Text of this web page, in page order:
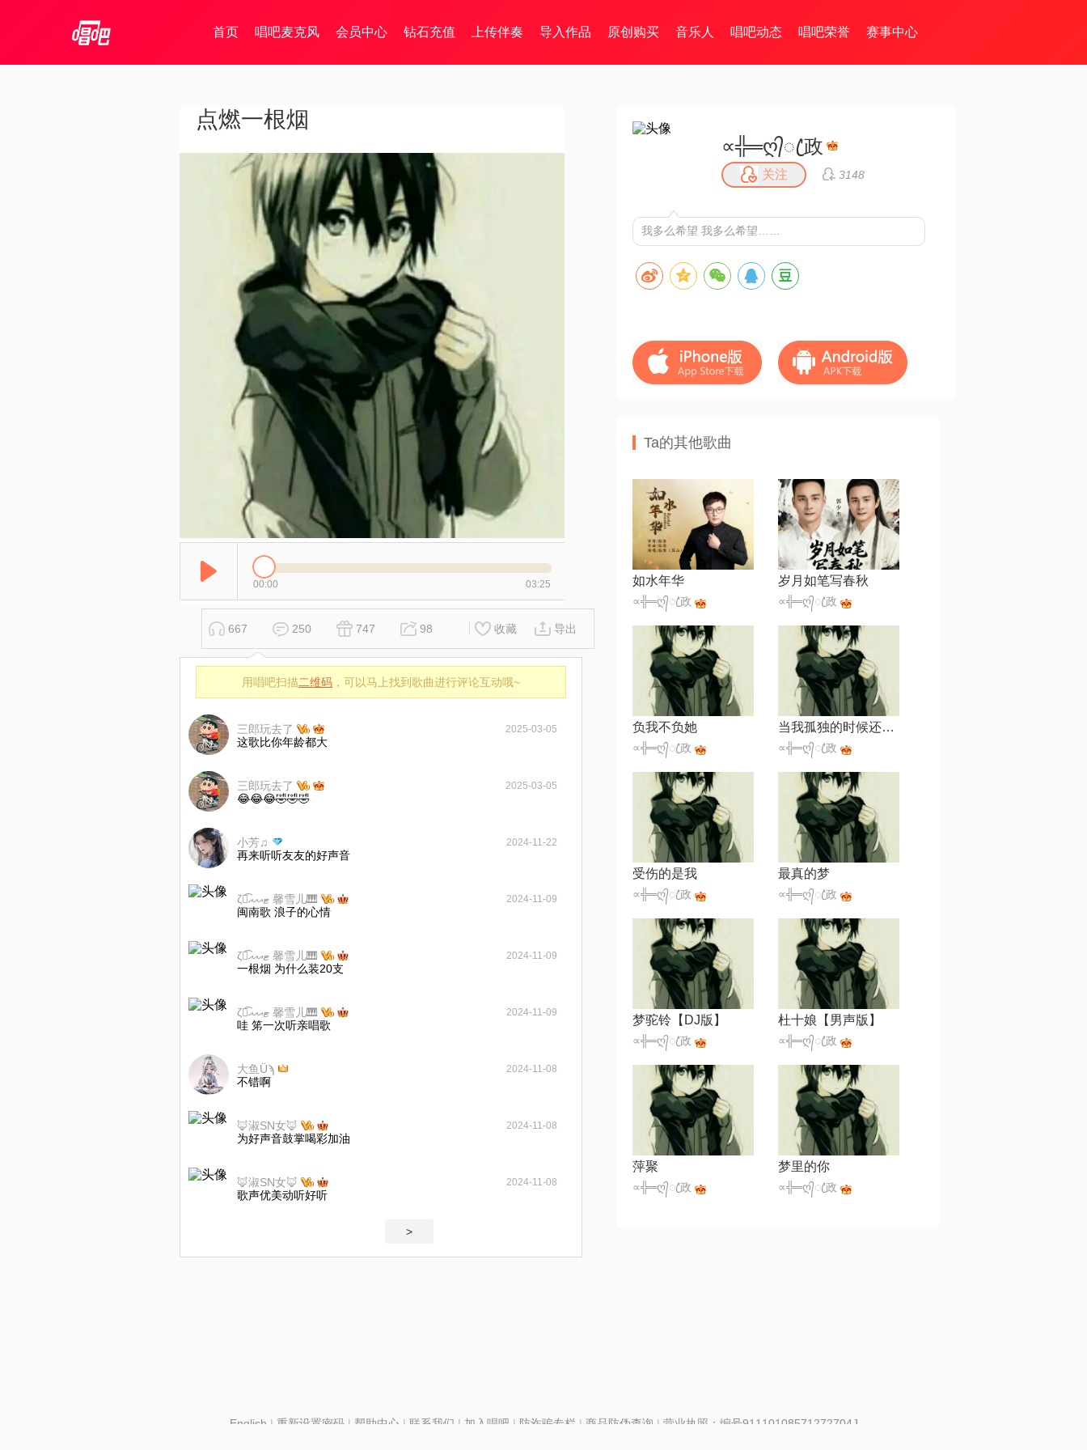
首页 唱吧麦克风 会员中心 钻石充值 上传伴奏 导入作品 原创购买 音乐人 唱吧动态 唱吧荣誉 赛事中心
点燃一根烟
00:00 03:25
667 250 747 98 收藏 导出
用唱吧扫描二维码 ，可以马上找到歌曲进行评论互动哦~
三郎玩去了 2025-03-05
这歌比你年龄都大
三郎玩去了 2025-03-05
😂😂😂🤣🤣🤣
小芳♫ 2024-11-22
再来听听友友的好声音
ζั͡ޓއއއ 馨雪儿🎹 2024-11-09
闽南歌 浪子的心情
ζั͡ޓއއއ 馨雪儿🎹 2024-11-09
一根烟 为什么装20支
ζั͡ޓއއއ 馨雪儿🎹 2024-11-09
哇 笫一次听亲唱歌
大鱼Üϡ 2024-11-08
不错啊
🦊淑SN女🦊 2024-11-08
为好声音鼓掌喝彩加油
🦊淑SN女🦊 2024-11-08
歌声优美动听好听
>
∝╬═ღ᭄ꦿ'政
关注 3148
我多么希望 我多么希望……
Ta的其他歌曲
如水年华
∝╬═ღ᭄ꦿ'政
岁月如笔写春秋
∝╬═ღ᭄ꦿ'政
负我不负她
∝╬═ღ᭄ꦿ'政
当我孤独的时候还可以抱着你
∝╬═ღ᭄ꦿ'政
受伤的是我
∝╬═ღ᭄ꦿ'政
最真的梦
∝╬═ღ᭄ꦿ'政
梦驼铃【DJ版】
∝╬═ღ᭄ꦿ'政
杜十娘【男声版】
∝╬═ღ᭄ꦿ'政
萍聚
∝╬═ღ᭄ꦿ'政
梦里的你
∝╬═ღ᭄ꦿ'政
English | 重新设置密码| 帮助中心 | 联系我们 | 加入唱吧 | 防诈骗专栏 | 商品防伪查询 | 营业执照：编号91110108571272704J